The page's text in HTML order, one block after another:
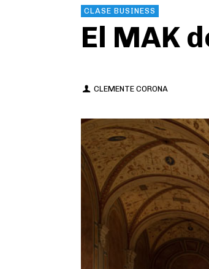
CLASE BUSINESS
El MAK
CLEMENTE CORONA